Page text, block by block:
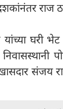
राज
घरी
संजय